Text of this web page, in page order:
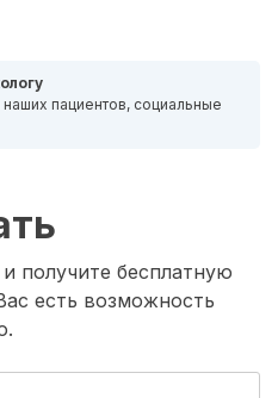
пациентов, социальные
получите бесплатную
есть возможность